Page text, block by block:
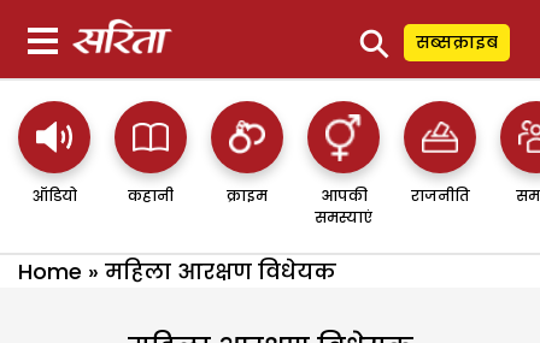
⚲ सब्सक्राइब
ऑडियो कहानी क्राइम
आपकी
समस्याएं
राजनीति
Home » महिला आरक्षण विधेयक